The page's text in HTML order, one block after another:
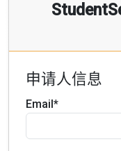
申请人信息
Email*